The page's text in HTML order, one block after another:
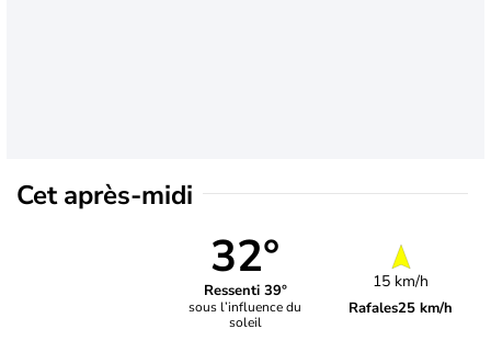
Cet après-midi
32°
Ressenti 39°
sous l’influence du
soleil
15 km/h
Rafales25 km/h